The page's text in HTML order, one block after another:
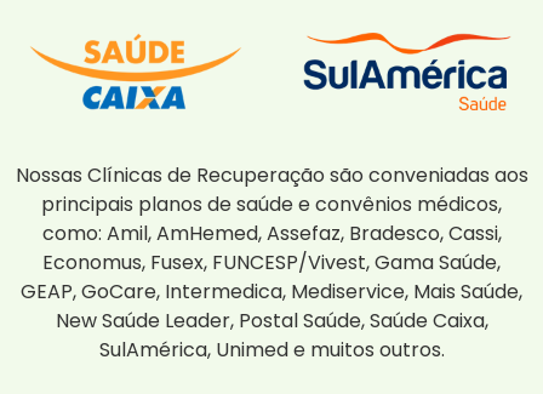
Nossas Clínicas de Recuperação são conveniadas aos
principais planos de saúde e convênios médicos,
como: Amil, AmHemed, Assefaz, Bradesco, Cassi,
Economus, Fusex, FUNCESP/Vivest, Gama Saúde,
GEAP, GoCare, Intermedica, Mediservice, Mais Saúde,
New Saúde Leader, Postal Saúde, Saúde Caixa,
SulAmérica, Unimed e muitos outros.